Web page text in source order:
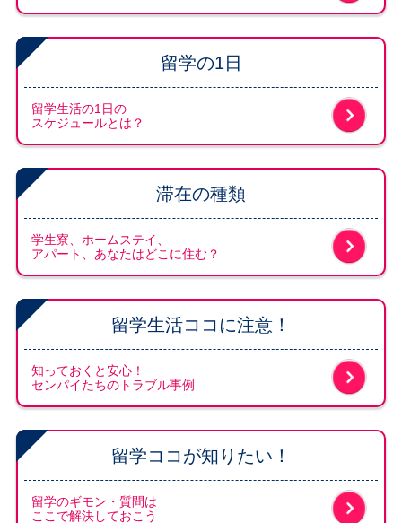
留学の1日
留学生活の1日の
スケジュールとは？
滞在の種類
学生寮、ホームステイ、
アパート、あなたはどこに住む？
留学生活ココに注意！
知っておくと安心！
センパイたちのトラブル事例
留学ココが知りたい！
留学のギモン・質問は
ここで解決しておこう